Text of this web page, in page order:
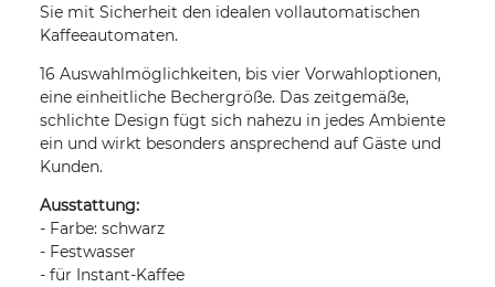
Sie mit Sicherheit den idealen vollautomatischen
Kaffeeautomaten.
16 Auswahlmöglichkeiten, bis vier Vorwahloptionen,
eine einheitliche Bechergröße. Das zeitgemäße,
schlichte Design fügt sich nahezu in jedes Ambiente
ein und wirkt besonders ansprechend auf Gäste und
Kunden.
Ausstattung:
- Farbe: schwarz
- Festwasser
- für Instant-Kaffee